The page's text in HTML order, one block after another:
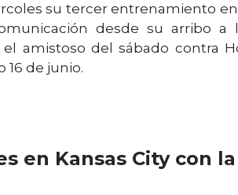
su tercer entrenamiento
desde su arribo a
amistoso del sábado contra
16 de junio.
en Kansas City con